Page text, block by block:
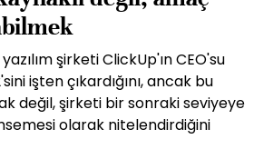
şirketi ClickUp'ın CEO'su
işten çıkardığını, ancak bu
değil, şirketi bir sonraki seviyeye
olarak nitelendirdiğini